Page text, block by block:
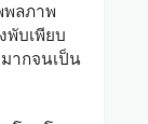
พลภาพ
พับเพียบ
ากจนเป็น